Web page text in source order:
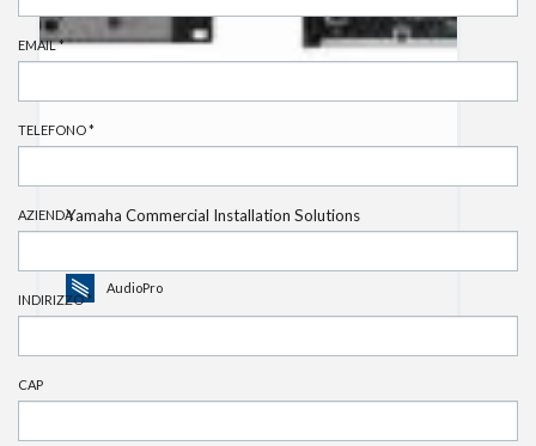
Yamaha Commercial Installation Solutions
AudioPro
EMAIL*
TELEFONO*
AZIENDA
INDIRIZZO*
CAP